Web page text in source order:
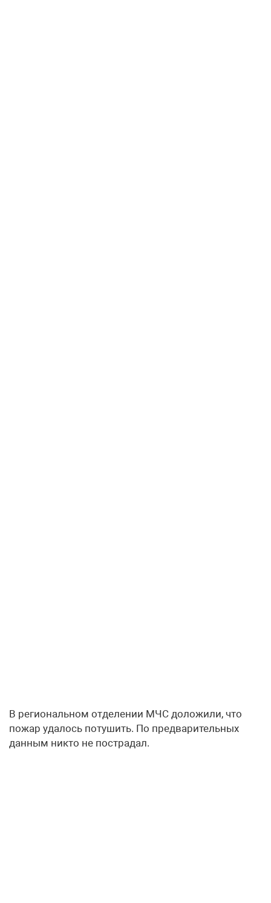
В региональном отделении МЧС доложили, что
пожар удалось потушить. По предварительных
данным никто не пострадал.